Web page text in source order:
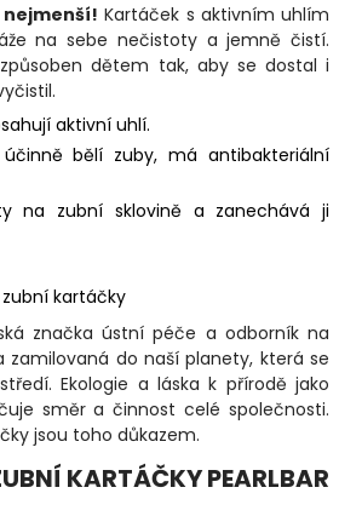
Kartáček s aktivním uhlím
na sebe nečistoty a jemně čistí.
dětem tak, aby se dostal i
aktivní uhlí.
bělí zuby, má antibakteriální
na zubní sklovině a zanechává ji
zubní kartáčky
značka ústní péče a odborník na
zamilovaná do naší planety, která se
Ekologie a láska k přírodě jako
směr a činnost celé společnosti.
jsou toho důkazem.
KARTÁČKY PEARLBAR